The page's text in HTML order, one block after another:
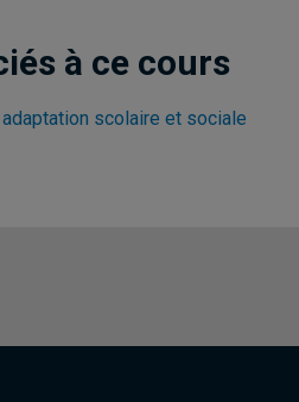
à ce cours
scolaire et sociale